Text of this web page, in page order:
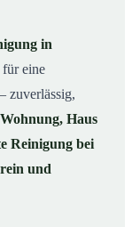
in
für eine
– zuverlässig,
Wohnung, Haus
Reinigung bei
und